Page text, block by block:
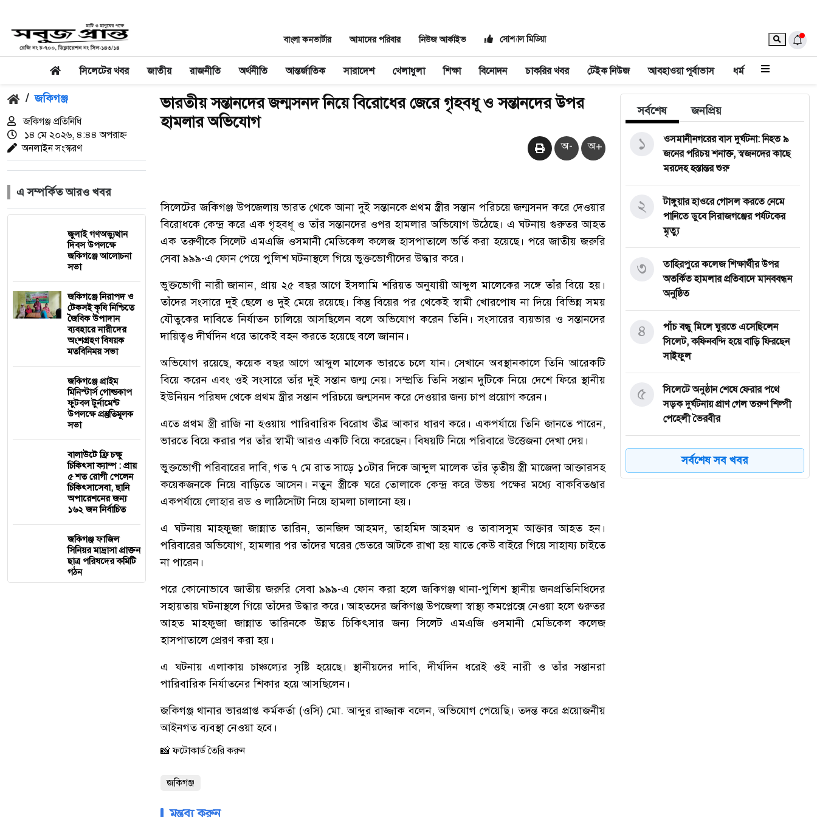
বাংলা কনভার্টার আমাদের পরিবার নিউজ আর্কাইভ সোশ্যাল মিডিয়া
সিলেটের খবর জাতীয় রাজনীতি অর্থনীতি আন্তর্জাতিক সারাদেশ খেলাধুলা শিক্ষা বিনোদন চাকরির খবর টেইক নিউজ আবহাওয়া পূর্বাভাস ধর্ম
/ জকিগঞ্জ
জকিগঞ্জ প্রতিনিধি
১৪ মে ২০২৬, ৪:৪৪ অপরাহ্ন
অনলাইন সংস্করণ
এ সম্পর্কিত আরও খবর
জুলাই গণঅভ্যুত্থান
দিবস উপলক্ষে
জকিগঞ্জে আলোচনা
সভা
জকিগঞ্জে নিরাপদ ও
টেকসই কৃষি নিশ্চিতে
জৈবিক উপাদান
ব্যবহারে নারীদের
অংশগ্রহণ বিষয়ক
মতবিনিময় সভা
জকিগঞ্জে প্রাইম
মিনিস্টার্স গোল্ডকাপ
ফুটবল টুর্নামেন্ট
উপলক্ষে প্রস্তুতিমূলক
সভা
বালাউটে ফ্রি চক্ষু
চিকিৎসা ক্যাম্প : প্রায়
৫ শত রোগী পেলেন
চিকিৎসাসেবা, ছানি
অপারেশনের জন্য
১৬২ জন নির্বাচিত
জকিগঞ্জ ফাজিল
সিনিয়র মাদ্রাসা প্রাক্তন
ছাত্র পরিষদের কমিটি
গঠন
ভারতীয় সন্তানদের জন্মসনদ নিয়ে বিরোধের জেরে গৃহবধূ ও সন্তানদের উপর
হামলার অভিযোগ
অ- অ+
সিলেটের জকিগঞ্জ উপজেলায় ভারত থেকে আনা দুই সন্তানকে প্রথম স্ত্রীর সন্তান পরিচয়ে জন্মসনদ করে দেওয়ার
বিরোধকে কেন্দ্র করে এক গৃহবধূ ও তাঁর সন্তানদের ওপর হামলার অভিযোগ উঠেছে। এ ঘটনায় গুরুতর আহত
এক তরুণীকে সিলেট এমএজি ওসমানী মেডিকেল কলেজ হাসপাতালে ভর্তি করা হয়েছে। পরে জাতীয় জরুরি
সেবা ৯৯৯-এ ফোন পেয়ে পুলিশ ঘটনাস্থলে গিয়ে ভুক্তভোগীদের উদ্ধার করে।
ভুক্তভোগী নারী জানান, প্রায় ২৫ বছর আগে ইসলামি শরিয়ত অনুযায়ী আব্দুল মালেকের সঙ্গে তাঁর বিয়ে হয়।
তাঁদের সংসারে দুই ছেলে ও দুই মেয়ে রয়েছে। কিন্তু বিয়ের পর থেকেই স্বামী খোরপোষ না দিয়ে বিভিন্ন সময়
যৌতুকের দাবিতে নির্যাতন চালিয়ে আসছিলেন বলে অভিযোগ করেন তিনি। সংসারের ব্যয়ভার ও সন্তানদের
দায়িত্বও দীর্ঘদিন ধরে তাকেই বহন করতে হয়েছে বলে জানান।
অভিযোগ রয়েছে, কয়েক বছর আগে আব্দুল মালেক ভারতে চলে যান। সেখানে অবস্থানকালে তিনি আরেকটি
বিয়ে করেন এবং ওই সংসারে তাঁর দুই সন্তান জন্ম নেয়। সম্প্রতি তিনি সন্তান দুটিকে নিয়ে দেশে ফিরে স্থানীয়
ইউনিয়ন পরিষদ থেকে প্রথম স্ত্রীর সন্তান পরিচয়ে জন্মসনদ করে দেওয়ার জন্য চাপ প্রয়োগ করেন।
এতে প্রথম স্ত্রী রাজি না হওয়ায় পারিবারিক বিরোধ তীব্র আকার ধারণ করে। একপর্যায়ে তিনি জানতে পারেন,
ভারতে বিয়ে করার পর তাঁর স্বামী আরও একটি বিয়ে করেছেন। বিষয়টি নিয়ে পরিবারে উত্তেজনা দেখা দেয়।
ভুক্তভোগী পরিবারের দাবি, গত ৭ মে রাত সাড়ে ১০টার দিকে আব্দুল মালেক তাঁর তৃতীয় স্ত্রী মাজেদা আক্তারসহ
কয়েকজনকে নিয়ে বাড়িতে আসেন। নতুন স্ত্রীকে ঘরে তোলাকে কেন্দ্র করে উভয় পক্ষের মধ্যে বাকবিতণ্ডার
একপর্যায়ে লোহার রড ও লাঠিসোঁটা নিয়ে হামলা চালানো হয়।
এ ঘটনায় মাহফুজা জান্নাত তারিন, তানজিদ আহমদ, তাহমিদ আহমদ ও তাবাসসুম আক্তার আহত হন।
পরিবারের অভিযোগ, হামলার পর তাঁদের ঘরের ভেতরে আটকে রাখা হয় যাতে কেউ বাইরে গিয়ে সাহায্য চাইতে
না পারেন।
পরে কোনোভাবে জাতীয় জরুরি সেবা ৯৯৯-এ ফোন করা হলে জকিগঞ্জ থানা-পুলিশ স্থানীয় জনপ্রতিনিধিদের
সহায়তায় ঘটনাস্থলে গিয়ে তাঁদের উদ্ধার করে। আহতদের জকিগঞ্জ উপজেলা স্বাস্থ্য কমপ্লেক্সে নেওয়া হলে গুরুতর
আহত মাহফুজা জান্নাত তারিনকে উন্নত চিকিৎসার জন্য সিলেট এমএজি ওসমানী মেডিকেল কলেজ
হাসপাতালে প্রেরণ করা হয়।
এ ঘটনায় এলাকায় চাঞ্চল্যের সৃষ্টি হয়েছে। স্থানীয়দের দাবি, দীর্ঘদিন ধরেই ওই নারী ও তাঁর সন্তানরা
পারিবারিক নির্যাতনের শিকার হয়ে আসছিলেন।
জকিগঞ্জ থানার ভারপ্রাপ্ত কর্মকর্তা (ওসি) মো. আব্দুর রাজ্জাক বলেন, অভিযোগ পেয়েছি। তদন্ত করে প্রয়োজনীয়
আইনগত ব্যবস্থা নেওয়া হবে।
📸 ফটোকার্ড তৈরি করুন
জকিগঞ্জ
মন্তব্য করুন
সর্বশেষ জনপ্রিয়
‎ওসমানীনগরের বাস দুর্ঘটনা: নিহত ৯
জনের পরিচয় শনাক্ত, স্বজনদের কাছে
মরদেহ হস্তান্তর শুরু
১
টাঙ্গুয়ার হাওরে গোসল করতে নেমে
পানিতে ডুবে সিরাজগঞ্জের পর্যটকের
মৃত্যু
২
তাহিরপুরে কলেজ শিক্ষার্থীর উপর
অতর্কিত হামলার প্রতিবাদে মানববন্ধন
অনুষ্ঠিত
৩
পাঁচ বন্ধু মিলে ঘুরতে এসেছিলেন
সিলেট, কফিনবন্দি হয়ে বাড়ি ফিরছেন
সাইফুল
৪
সিলেটে অনুষ্ঠান শেষে ফেরার পথে
সড়ক দুর্ঘটনায় প্রাণ গেল তরুণ শিল্পী
পেহেলী ভৈরবীর
৫
ওসমানীনগরে ইউনিক ও বেঙ্গল
পরিবহনের সংঘর্ষ, নিহত ৯ আহত অন্তত
২৫
সর্বশেষ সব খবর